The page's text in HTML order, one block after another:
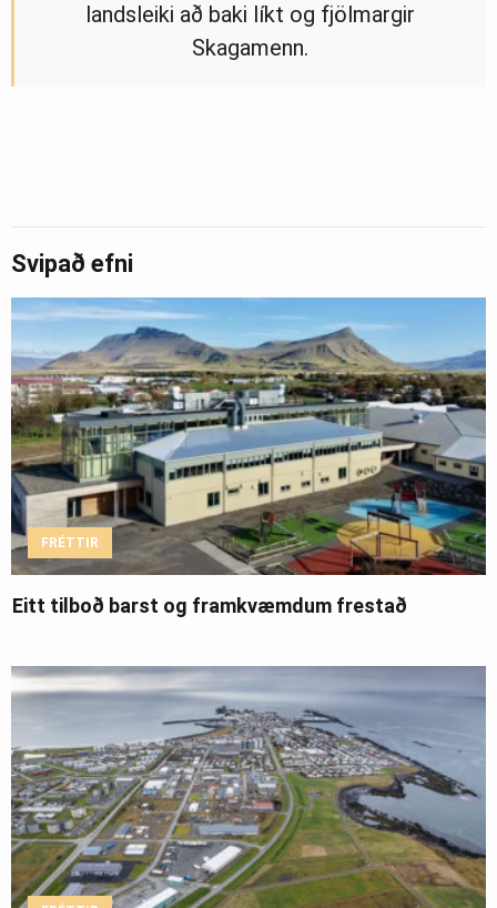
landsleiki að baki líkt og fjölmargir
Skagamenn.
Svipað efni
FRÉTTIR
Eitt tilboð barst og framkvæmdum frestað